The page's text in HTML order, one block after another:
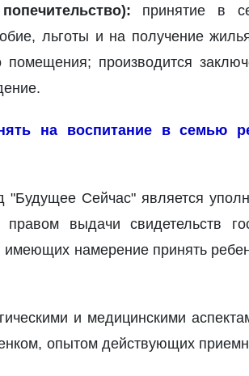
принятие в
льготы и на получение
производится
на воспитание в семью
Сейчас" является
выдачи свидетельств
имеющих намерение принять
и медицинскими
опытом действующих